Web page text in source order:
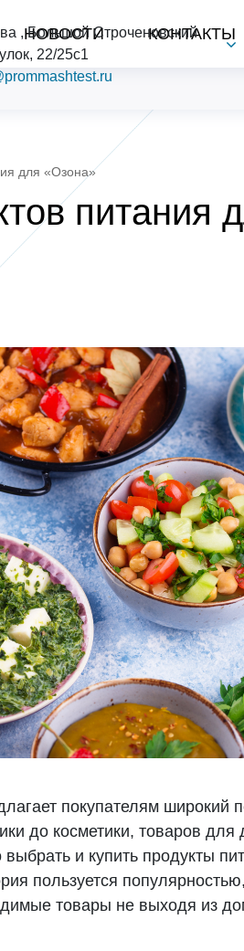
, Большой Строченовский
22/25с1
НОВОСТИ КОНТАКТЫ
для «Озона»
питания
покупателям широкий
до косметики, товаров для
и купить продукты
пользуется
товары не выходя из